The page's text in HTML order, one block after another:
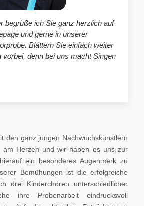
begrüße ich Sie ganz herzlich auf
und gerne in unserer
Blättern Sie einfach weiter
vorbei, denn bei uns macht Singen
den ganz jungen Nachwuchskünstlern
am Herzen und wir haben es uns zur
ein besonderes Augenmerk zu
Bemühungen ist die erfolgreiche
drei Kinderchören unterschiedlicher
ihre Probenarbeit eindrucksvoll